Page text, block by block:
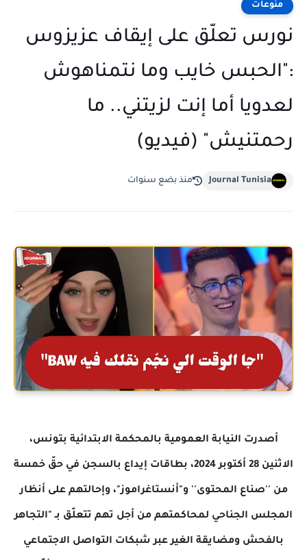
منوعات
نورس تعلّق على إيقاف عزيزوس
:"الحبس خايب وما نتمناهوش
لعدويا أما إنت لزيتني.. ما
رحمتنيش" (فيديو)
Journal Tunisia منذ بضع سنوات
أصدرت النيابة العمومية بالمحكمة الابتدائية بتونس،
الاثنين 28 أكتوبر 2024، بطاقات إيداع بالسجن في حقّ خمسة
من ''صناع المحتوى'' و"أنستاغراموز"، وإحالتهم على أنظار
المجلس الجناحي لمحاكمتهم من أجل تهم تتعلّق بـ "التجاهر
بالفحش ومضايقة الغير عبر شبكات التواصل الاجتماعي